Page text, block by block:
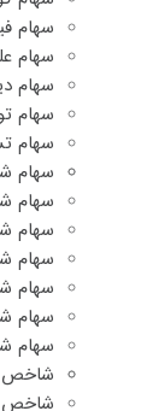
سهام
سهام
سهام
سهام
سهام
سهام
سهام
سهام
سهام
سهام
سهام
سهام
شاخص
شاخص